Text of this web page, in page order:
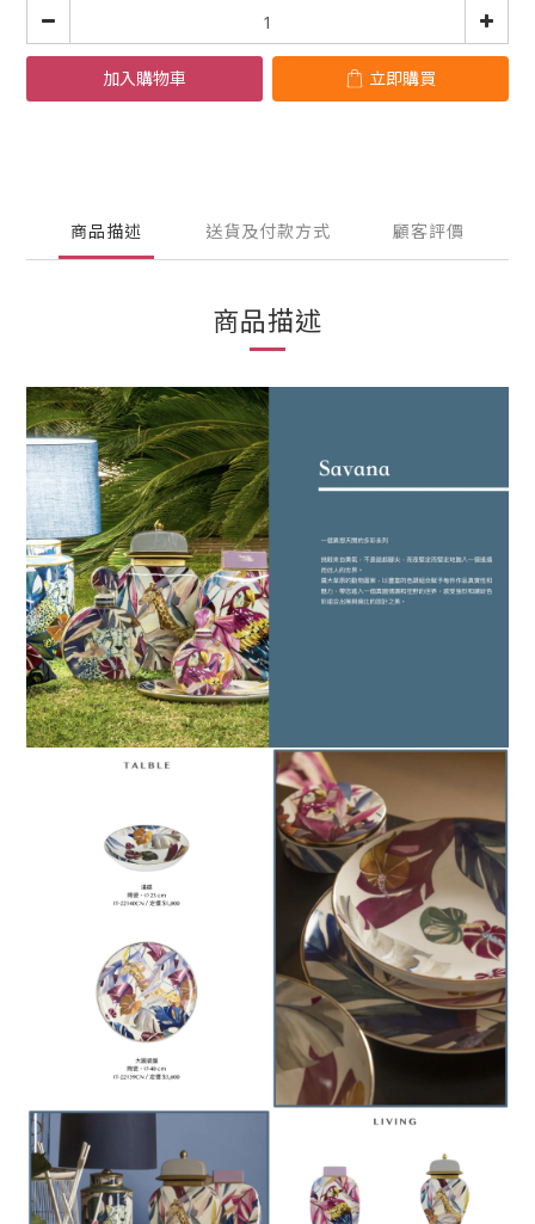
加入購物車 立即購買
商品描述 送貨及付款方式 顧客評價
商品描述